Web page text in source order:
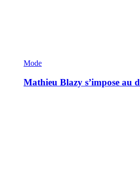
Mode
Mathieu Blazy s’impose au